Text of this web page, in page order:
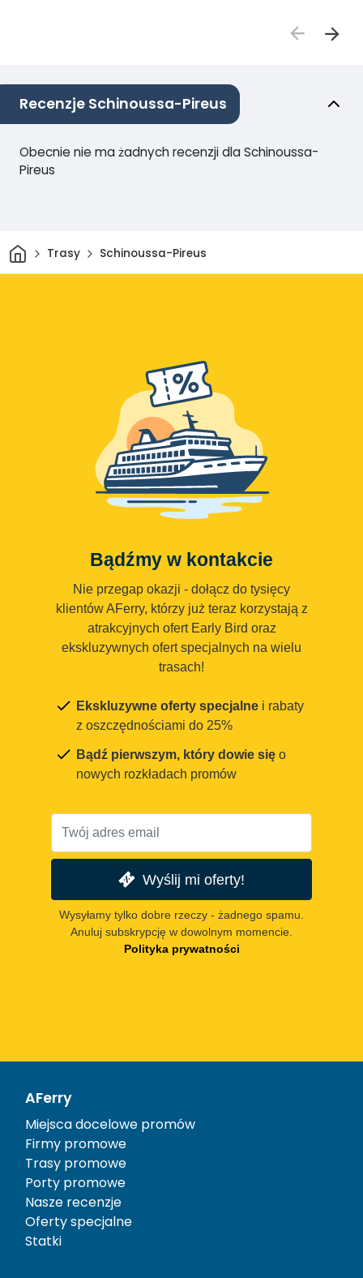
Recenzje Schinoussa-Pireus
Obecnie nie ma żadnych recenzji dla Schinoussa-
Pireus
DomTrasy Schinoussa-Pireus
Bądźmy w kontakcie
Nie przegap okazji - dołącz do tysięcy
klientów AFerry, którzy już teraz korzystają z
atrakcyjnych ofert Early Bird oraz
ekskluzywnych ofert specjalnych na wielu
trasach!
Ekskluzywne oferty specjalne i rabaty
z oszczędnościami do 25%
Bądź pierwszym, który dowie się o
nowych rozkładach promów
Wyślij mi oferty!
Wysyłamy tylko dobre rzeczy - żadnego spamu.
Anuluj subskrypcję w dowolnym momencie.
Polityka prywatności
AFerry
Miejsca docelowe promów
Firmy promowe
Trasy promowe
Porty promowe
Nasze recenzje
Oferty specjalne
Statki